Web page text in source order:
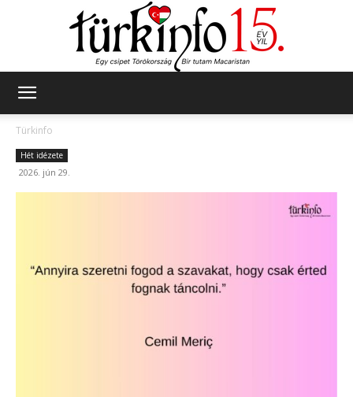
Türkinfo
Hét idézete
2026. jún 29.